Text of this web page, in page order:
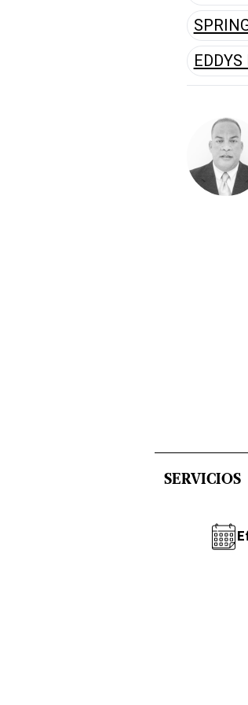
SERVICIOS